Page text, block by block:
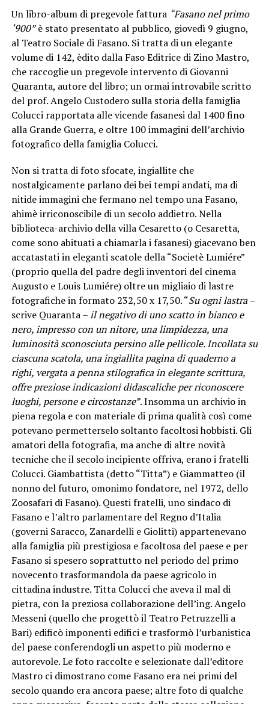
Un libro-album di pregevole fattura “Fasano nel primo
‘900”è stato presentato al pubblico, giovedì 9 giugno,
al Teatro Sociale di Fasano. Si tratta di un elegante
volume di 142, èdito dalla Faso Editrice di Zino Mastro,
che raccoglie un pregevole intervento di Giovanni
Quaranta, autore del libro; un ormai introvabile scritto
del prof. Angelo Custodero sulla storia della famiglia
Colucci rapportata alle vicende fasanesi dal 1400 fino
alla Grande Guerra, e oltre 100 immagini dell’archivio
fotografico della famiglia Colucci.
Non si tratta di foto sfocate, ingiallite che
nostalgicamente parlano dei bei tempi andati, ma di
nitide immagini che fermano nel tempo una Fasano,
ahimè irriconoscibile di un secolo addietro. Nella
biblioteca-archivio della villa Cesaretto (o Cesaretta,
come sono abituati a chiamarla i fasanesi) giacevano ben
accatastati in eleganti scatole della “Societè Lumiére”
(proprio quella del padre degli inventori del cinema
Augusto e Louis Lumiére) oltre un migliaio di lastre
fotografiche in formato 232,50 x 17,50. “Su ogni lastra–
scrive Quaranta –il negativo di uno scatto in bianco e
nero, impresso con un nitore, una limpidezza, una
luminosità sconosciuta persino alle pellicole. Incollata su
ciascuna scatola, una ingiallita pagina di quaderno a
righi, vergata a penna stilografica in elegante scrittura,
offre preziose indicazioni didascaliche per riconoscere
luoghi, persone e circostanze”. Insomma un archivio in
piena regola e con materiale di prima qualità così come
potevano permetterselo soltanto facoltosi hobbisti. Gli
amatori della fotografia, ma anche di altre novità
tecniche che il secolo incipiente offriva, erano i fratelli
Colucci. Giambattista (detto “Titta”) e Giammatteo (il
nonno del futuro, omonimo fondatore, nel 1972, dello
Zoosafari di Fasano). Questi fratelli, uno sindaco di
Fasano e l’altro parlamentare del Regno d’Italia
(governi Saracco, Zanardelli e Giolitti) appartenevano
alla famiglia più prestigiosa e facoltosa del paese e per
Fasano si spesero soprattutto nel periodo del primo
novecento trasformandola da paese agricolo in
cittadina industre. Titta Colucci che aveva il mal di
pietra, con la preziosa collaborazione dell’ing. Angelo
Messeni (quello che progettò il Teatro Petruzzelli a
Bari) edificò imponenti edifici e trasformò l’urbanistica
del paese conferendogli un aspetto più moderno e
autorevole. Le foto raccolte e selezionate dall’editore
Mastro ci dimostrano come Fasano era nei primi del
secolo quando era ancora paese; altre foto di qualche